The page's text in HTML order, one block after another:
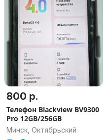
800 р.
Телефон Blackview BV9300
Pro 12GB/256GB
Минск, Октябрьский